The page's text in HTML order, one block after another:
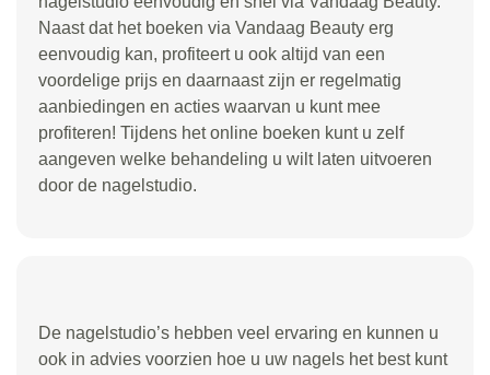
Naast dat het boeken via Vandaag Beauty erg
eenvoudig kan, profiteert u ook altijd van een
voordelige prijs en daarnaast zijn er regelmatig
aanbiedingen en acties waarvan u kunt mee
profiteren! Tijdens het online boeken kunt u zelf
aangeven welke behandeling u wilt laten uitvoeren
door de nagelstudio.
De nagelstudio’s hebben veel ervaring en kunnen u
ook in advies voorzien hoe u uw nagels het best kunt